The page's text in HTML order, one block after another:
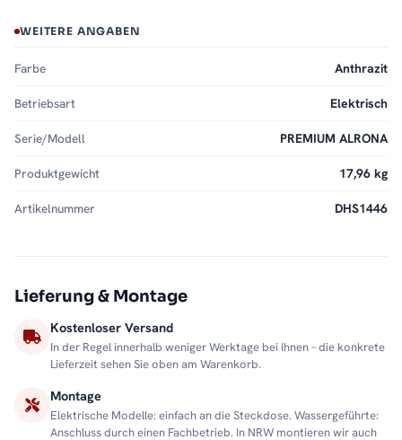
WEITERE ANGABEN
Farbe Anthrazit
Betriebsart Elektrisch
Serie/Modell PREMIUM ALRONA
Produktgewicht 17,96 kg
Artikelnummer DHS1446
Lieferung & Montage
Kostenloser Versand
In der Regel innerhalb weniger Werktage bei Ihnen – die konkrete
Lieferzeit sehen Sie oben am Warenkorb.
Montage
Elektrische Modelle: einfach an die Steckdose. Wassergeführte:
Anschluss durch einen Fachbetrieb. In NRW montieren wir auch